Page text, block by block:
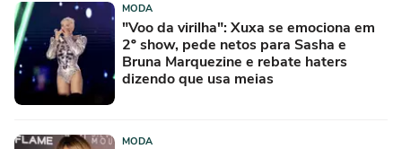
MODA
"Voo da virilha": Xuxa se emociona em
2º show, pede netos para Sasha e
Bruna Marquezine e rebate haters
dizendo que usa meias
MODA